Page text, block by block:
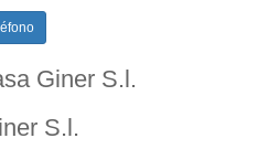
Giner S.l.
S.l.